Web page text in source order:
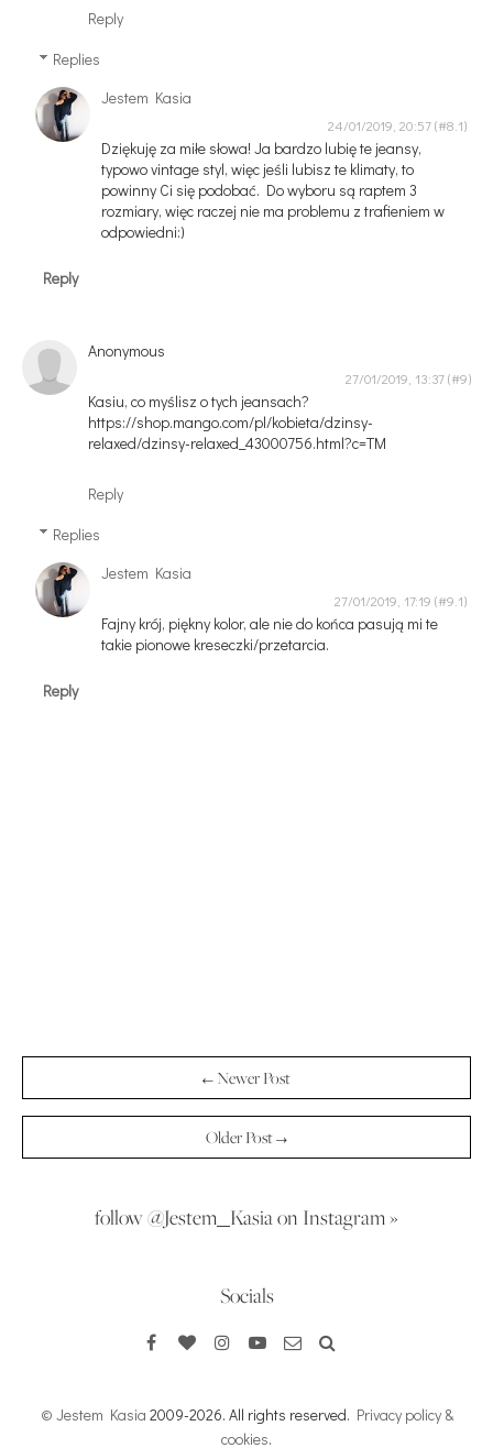
Reply
Replies
Jestem Kasia
24/01/2019, 20:57
Dziękuję za miłe słowa! Ja bardzo lubię te jeansy,
typowo vintage styl, więc jeśli lubisz te klimaty, to
powinny Ci się podobać. Do wyboru są raptem 3
rozmiary, więc raczej nie ma problemu z trafieniem w
odpowiedni:)
Reply
Anonymous
27/01/2019, 13:37
Kasiu, co myślisz o tych jeansach?
https://shop.mango.com/pl/kobieta/dzinsy-
relaxed/dzinsy-relaxed_43000756.html?c=TM
Reply
Replies
Jestem Kasia
27/01/2019, 17:19
Fajny krój, piękny kolor, ale nie do końca pasują mi te
takie pionowe kreseczki/przetarcia.
Reply
← Newer Post
Older Post →
follow @Jestem_Kasia on Instagram »
Socials
© Jestem Kasia 2009-2026. All rights reserved. Privacy policy &
cookies.